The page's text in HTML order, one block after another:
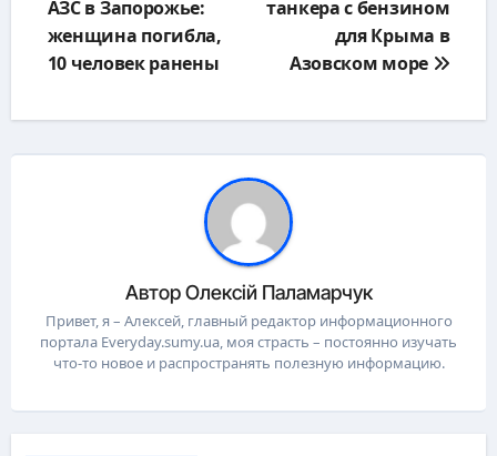
записям
АЗС в Запорожье:
женщина погибла,
10 человек ранены
танкера с бензином
для Крыма в
Азовском море
АвторОлексій Паламарчук
Привет, я – Алексей, главный редактор информационного
портала Everyday.sumy.ua, моя страсть – постоянно изучать
что-то новое и распространять полезную информацию.